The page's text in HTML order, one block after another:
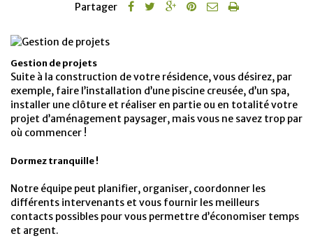
Partager
Gestion de projets
Suite à la construction de votre résidence, vous désirez, par
exemple, faire l’installation d’une piscine creusée, d’un spa,
installer une clôture et réaliser en partie ou en totalité votre
projet d’aménagement paysager, mais vous ne savez trop par
où commencer !
Dormez tranquille !
Notre équipe peut planifier, organiser, coordonner les
différents intervenants et vous fournir les meilleurs
contacts possibles pour vous permettre d’économiser temps
et argent.